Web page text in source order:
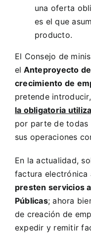
una oferta
es el que
producto.
El Consejo de
el Anteproyecto
crecimiento de
pretende
la obligatoria
por parte de todas
sus operaciones
En la actualidad,
factura electrónica
presten servicios
Públicas; ahora
de creación de
expedir y remitir